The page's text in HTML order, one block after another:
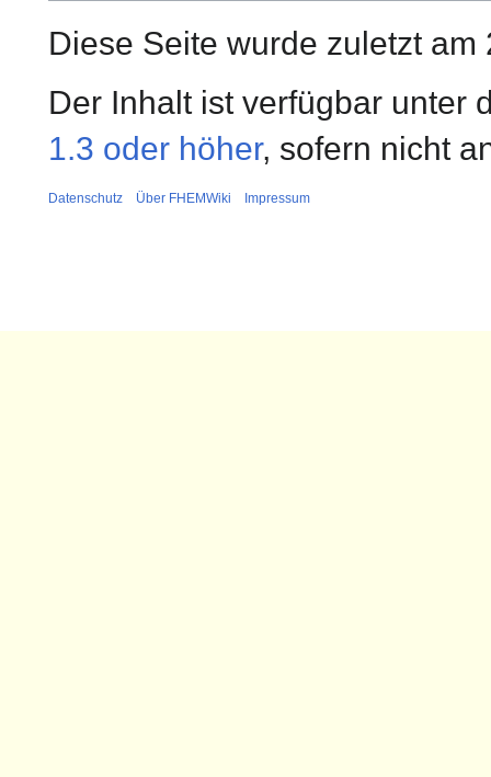
Diese Seite wurde zuletzt
Der Inhalt ist verfügbar unter
1.3 oder höher, sofern nicht
Datenschutz Über FHEMWiki Impressum